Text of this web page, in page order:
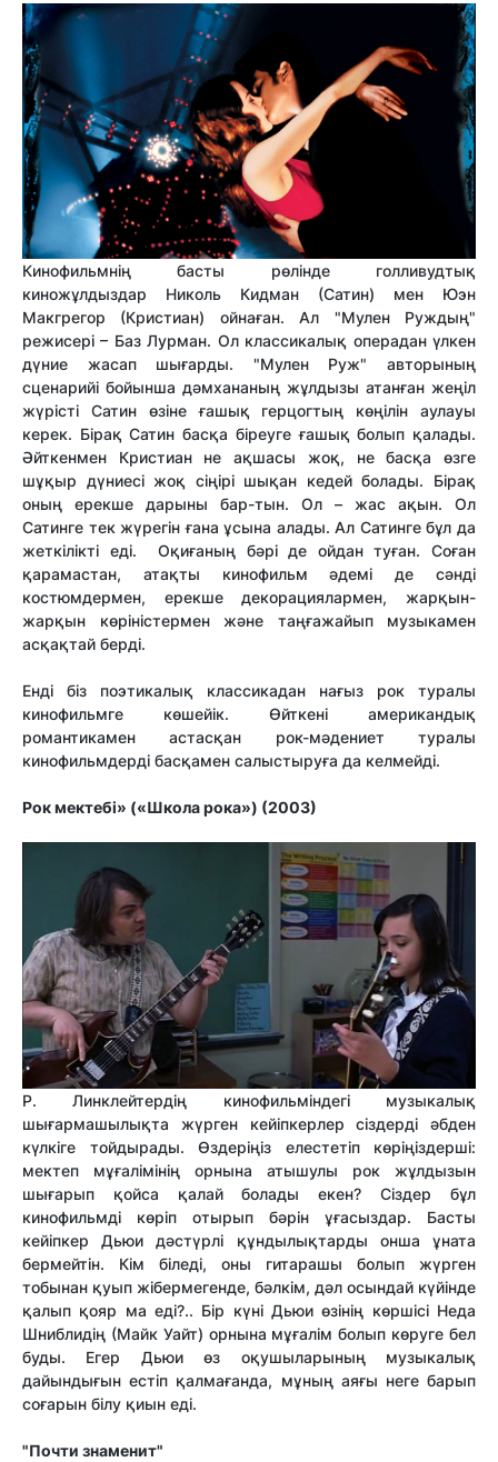
Кинофильмнің басты рөлінде голливудтық
киножұлдыздар Николь Кидман (Сатин) мен Юэн
Макгрегор (Кристиан) ойнаған. Ал "Мулен Руждың"
режисері – Баз Лурман. Ол классикалық операдан үлкен
дүние жасап шығарды. "Мулен Руж" авторының
сценарийі бойынша дәмхананың жұлдызы атанған жеңіл
жүрісті Сатин өзіне ғашық герцогтың көңілін аулауы
керек. Бірақ Сатин басқа біреуге ғашық болып қалады.
Әйткенмен Кристиан не ақшасы жоқ, не басқа өзге
шұқыр дүниесі жоқ сіңірі шықан кедей болады. Бірақ
оның ерекше дарыны бар-тын. Ол – жас ақын. Ол
Сатинге тек жүрегін ғана ұсына алады. Ал Сатинге бұл да
жеткілікті еді. Оқиғаның бәрі де ойдан туған. Соған
қарамастан, атақты кинофильм әдемі де сәнді
костюмдермен, ерекше декорациялармен, жарқын-
жарқын көріністермен және таңғажайып музыкамен
асқақтай берді.
Енді біз поэтикалық классикадан нағыз рок туралы
кинофильмге көшейік. Өйткені американдық
романтикамен астасқан рок-мәдениет туралы
кинофильмдерді басқамен салыстыруға да келмейді.
Рок мектебі» («Школа рока») (2003)
Р. Линклейтердің кинофильміндегі музыкалық
шығармашылықта жүрген кейіпкерлер сіздерді әбден
күлкіге тойдырады. Өздеріңіз елестетіп көріңіздерші:
мектеп мұғалімінің орнына атышулы рок жұлдызын
шығарып қойса қалай болады екен? Сіздер бұл
кинофильмді көріп отырып бәрін ұғасыздар. Басты
кейіпкер Дьюи дәстүрлі құндылықтарды онша ұната
бермейтін. Кім біледі, оны гитарашы болып жүрген
тобынан қуып жібермегенде, бәлкім, дәл осындай күйінде
қалып қояр ма еді?.. Бір күні Дьюи өзінің көршісі Неда
Шниблидің (Майк Уайт) орнына мұғалім болып көруге бел
буды. Егер Дьюи өз оқушыларының музыкалық
дайындығын естіп қалмағанда, мұның аяғы неге барып
соғарын білу қиын еді.
"Почти знаменит"